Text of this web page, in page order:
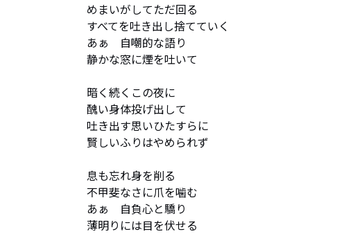
めまいがしてただ回る
すべてを吐き出し捨てていく
あぁ　自嘲的な語り
静かな窓に煙を吐いて
暗く続くこの夜に
醜い身体投げ出して
吐き出す思いひたすらに
賢しいふりはやめられず
息も忘れ身を削る
不甲斐なさに爪を噛む
あぁ　自負心と驕り
薄明りには目を伏せる